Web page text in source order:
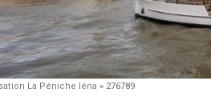
La Péniche Iéna » 276789